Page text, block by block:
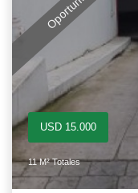
USD 15.000
11 M² Totales